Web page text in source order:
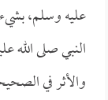
عليه وسلم، بشيء
النبي صلى الله
والأثر في